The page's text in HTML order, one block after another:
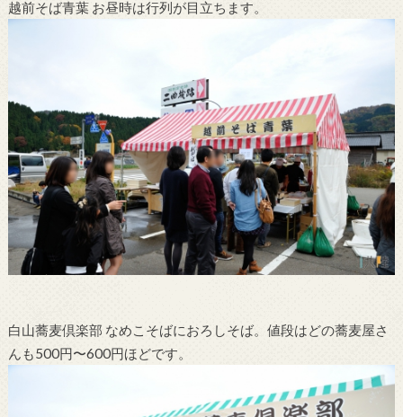
越前そば青葉 お昼時は行列が目立ちます。
白山蕎麦倶楽部 なめこそばにおろしそば。値段はどの蕎麦屋さ
んも500円〜600円ほどです。